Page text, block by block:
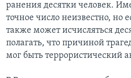
ранения десятки человек.
точное число неизвестно, но
также может исчисляться
полагать, что причиной
мог быть террористический